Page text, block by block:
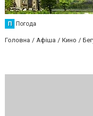
П Погода
Головна Афіша Кино